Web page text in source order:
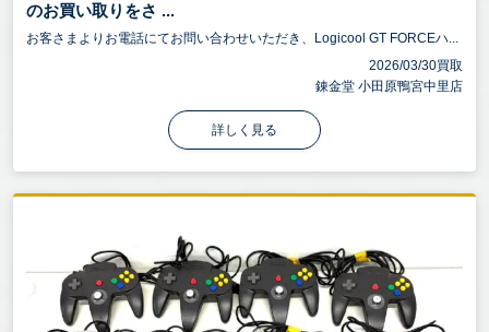
のお買い取りをさ ...
お客さまよりお電話にてお問い合わせいただき、Logicool GT FORCEハ...
2026/03/30買取
錬金堂 小田原鴨宮中里店
詳しく見る